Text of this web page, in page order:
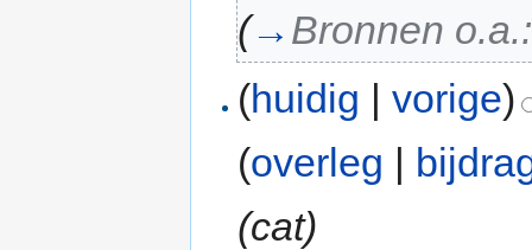
(→ Bronnen
(huidig |vorige)
(overleg |
(cat)